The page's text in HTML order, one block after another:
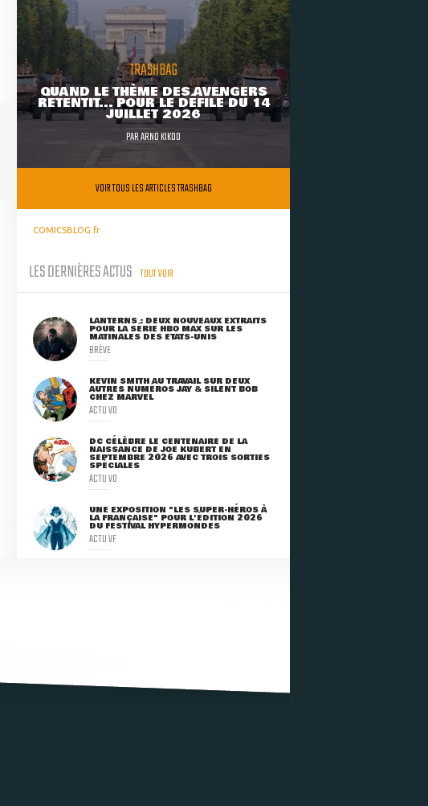
TRASHBAG
QUAND LE THÈME DES AVENGERS
RETENTIT... POUR LE DÉFILÉ DU 14
JUILLET 2026
PARARNO KIKOO
VOIR TOUS LES ARTICLES TRASHBAG
COMICSBLOG.fr
LES DERNIÈRES ACTUS TOUT VOIR
LANTERNS : DEUX NOUVEAUX EXTRAITS
POUR LA SÉRIE HBO MAX SUR LES
MATINALES DES ETATS-UNIS
BRÈVE
KEVIN SMITH AU TRAVAIL SUR DEUX
AUTRES NUMÉROS JAY & SILENT BOB
CHEZ MARVEL
ACTU VO
DC CÉLÈBRE LE CENTENAIRE DE LA
NAISSANCE DE JOE KUBERT EN
SEPTEMBRE 2026 AVEC TROIS SORTIES
SPÉCIALES
ACTU VO
UNE EXPOSITION "LES SUPER-HÉROS À
LA FRANÇAISE" POUR L'ÉDITION 2026
DU FESTIVAL HYPERMONDES
ACTU VF